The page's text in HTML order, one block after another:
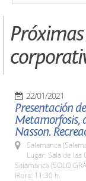
22/01/2021
Presentación
Metamorfosis,
Nasson.
Salamanca
Lugar: Sala de
Salamanca (SOLO
Hora: 11:30 h.